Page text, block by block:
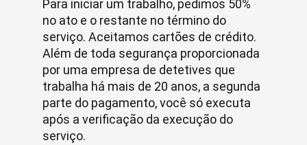
Para iniciar um trabalho, pedimos 50%
no ato e o restante no término do
serviço. Aceitamos cartões de crédito.
Além de toda segurança proporcionada
por uma empresa de detetives que
trabalha há mais de 20 anos, a segunda
parte do pagamento, você só executa
após a verificação da execução do
serviço.